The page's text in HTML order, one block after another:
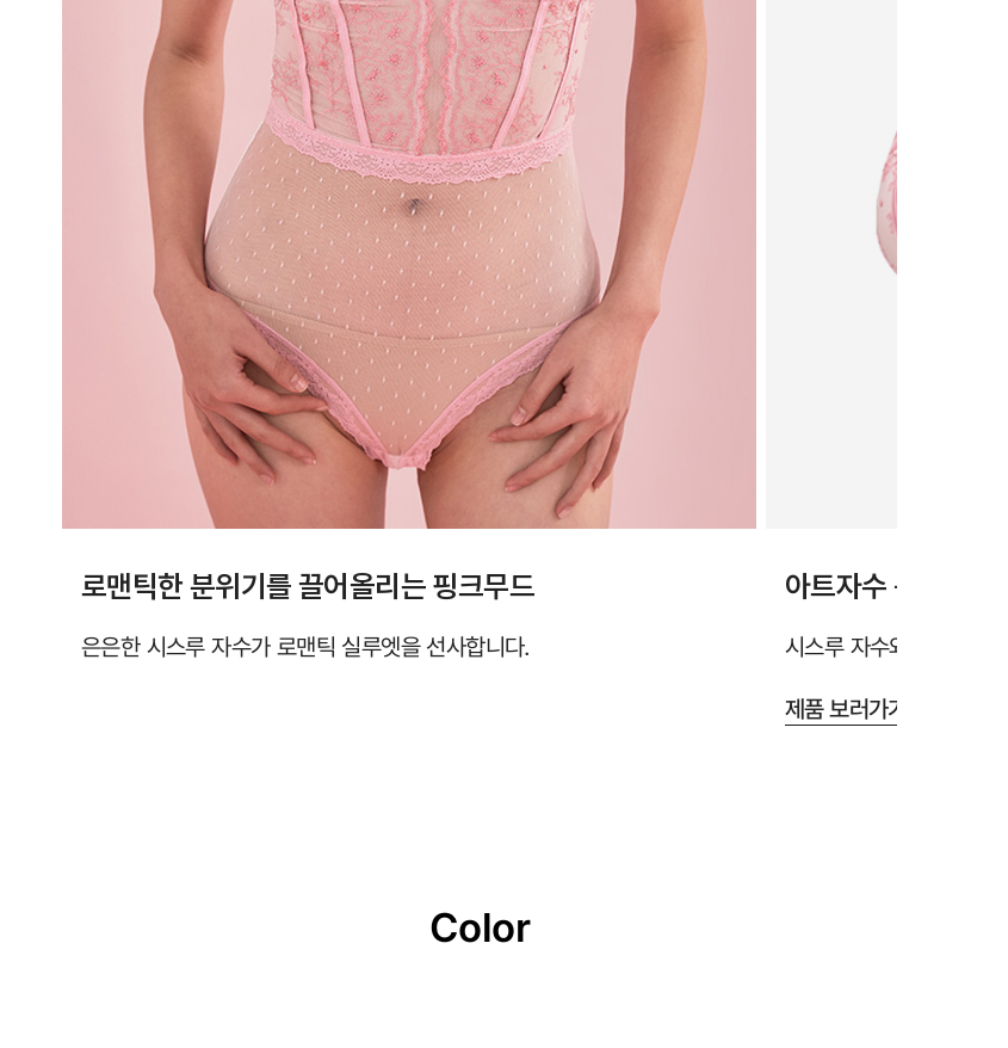
로맨틱한 분위기를 끌어올리는 핑크무드
은은한 시스루 자수가 로맨틱 실루엣을 선사합니다.
아트자수 봉봉로제
시스루 자수와 레이스가
제품 보러가기 >
Color